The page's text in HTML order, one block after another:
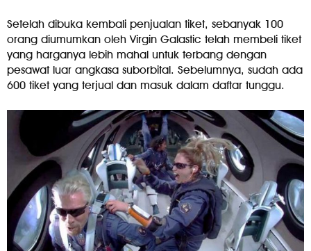
Setelah dibuka kembali penjualan tiket, sebanyak 100
orang diumumkan oleh Virgin Galastic telah membeli tiket
yang harganya lebih mahal untuk terbang dengan
pesawat luar angkasa suborbital. Sebelumnya, sudah ada
600 tiket yang terjual dan masuk dalam daftar tunggu.